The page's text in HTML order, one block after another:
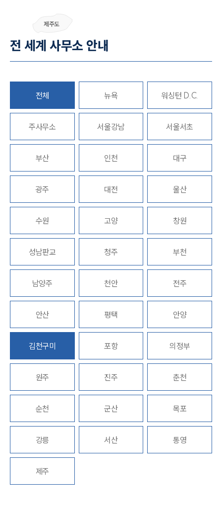
대륜의 강점
오시는 길
글로벌 파트너 로펌
통합검색
AI대륜
업무사례
주요 업무사례
사례분석/최신동향
법률정보
법률지식인
고객후기
업무분야
가사그룹 업무
전체
상속재산계산기(법정상속분)
구성원 소개
가사·상속전문변호사
소식/자료
언론보도
공지사항
법률서식
뉴스레터/브로슈어
세미나
대륜법률상담예약
제주도
전 세계 사무소 안내
전체 뉴욕 워싱턴 D.C.
주사무소 서울강남 서울서초
부산 인천 대구
광주 대전 울산
수원 고양 창원
성남판교 청주 부천
남양주 천안 전주
안산 평택 안양
김천구미 포항 의정부
원주 진주 춘천
순천 군산 목포
강릉 서산 통영
제주